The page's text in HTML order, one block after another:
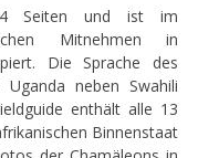
Seiten und ist im
Mitnehmen in
Die Sprache des
neben Swahili
enthält alle 13
Binnenstaat